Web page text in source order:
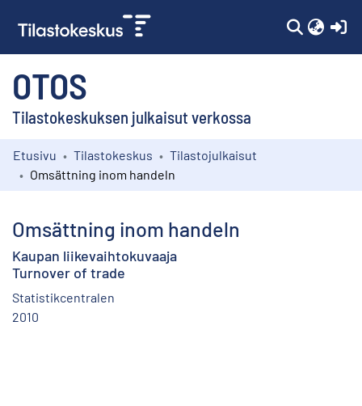
OTOS
Tilastokeskuksen julkaisut verkossa
Kokoelmat
Etusivu Tilastokeskus
Tilastojulkaisut
Omsättning inom handeln
Omsättning inom handeln
Kaupan liikevaihtokuvaaja
Turnover of trade
Statistikcentralen
2010